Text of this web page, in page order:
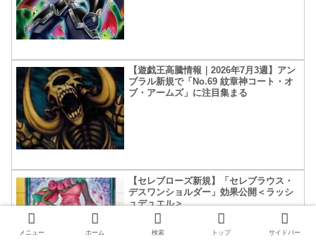
【遊戯王高騰情報｜2026年7月3週】アン
ブラル新規で「No.69 紋章神コート・オ
ブ・アームズ」に注目集まる
【セレブローズ新規】「セレブラウス・
デスワンショルダー」効果公開＜ラッシ
ュデュエル＞
メニュー ホーム 検索 トップ サイドバー